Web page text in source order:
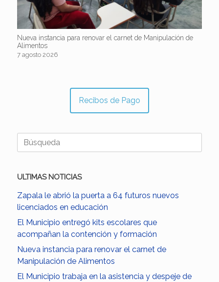
Nueva instancia para renovar el carnet de Manipulación de
Alimentos
7 agosto 2026
Recibos de Pago
Buscar:
ULTIMAS NOTICIAS
Zapala le abrió la puerta a 64 futuros nuevos
licenciados en educación
El Municipio entregó kits escolares que
acompañan la contención y formación
Nueva instancia para renovar el carnet de
Manipulación de Alimentos
El Municipio trabaja en la asistencia y despeje de